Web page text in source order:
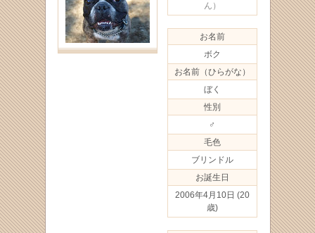
ん）
お名前
ボク
お名前（ひらがな）
ぼく
性別
♂
毛色
ブリンドル
お誕生日
2006年4月10日 (20
歳)